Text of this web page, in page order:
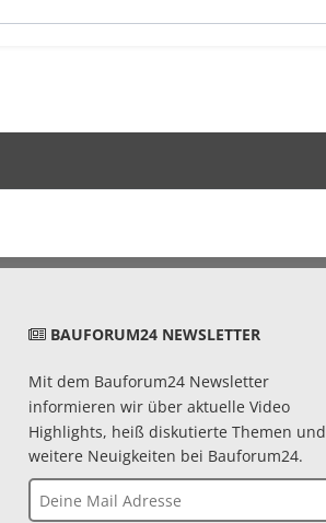
BAUFORUM24 NEWSLETTER
Mit dem Bauforum24 Newsletter
informieren wir über aktuelle Video
Highlights, heiß diskutierte Themen und
weitere Neuigkeiten bei Bauforum24.